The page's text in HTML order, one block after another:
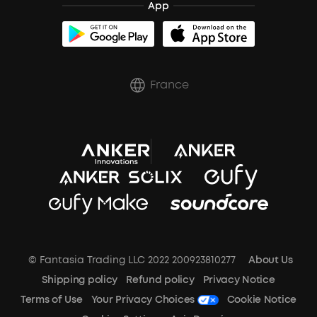
soundcoreCredits
App
France
© Fantasia Trading LLC 2022 200923810277
About Us
Shipping policy
Refund policy
Privacy Notice
Terms of Use
Your Privacy Choices
Cookie Notice